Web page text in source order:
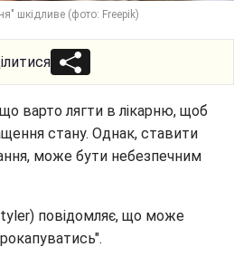
шкідливе (фото: Freepik)
варто лягти в лікарню, щоб
стану. Однак, ставити
може бути небезпечним
повідомляє, що може